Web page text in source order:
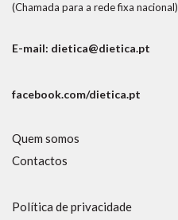
(Chamada para a rede fixa nacional)
E-mail: dietica@dietica.pt
facebook.com/dietica.pt
Quem somos
Contactos
Política de privacidade